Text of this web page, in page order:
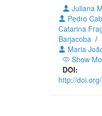
Juliana
Pedro
Catarina
Barjacoba /
Maria
Show
DOI:
http://